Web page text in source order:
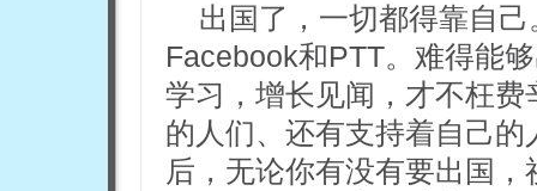
出国了，一切都得靠自
Facebook和PTT。难得能
学习，增长见闻，才不枉
的人们、还有支持着自己
后，无论你有没有要出国